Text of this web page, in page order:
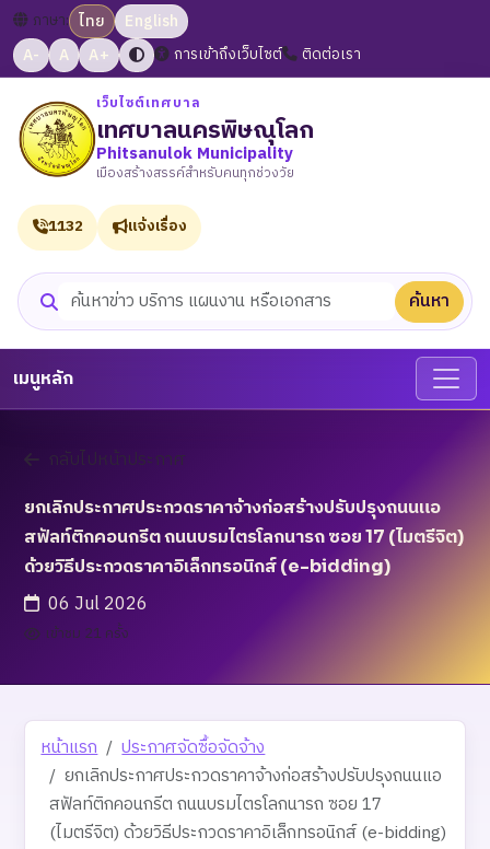
ภาษา: ไทย
English
A-
A A+ การเข้าถึงเว็บไซต์ ติดต่อเรา
เว็บไซต์เทศบาล
เทศบาลนครพิษณุโลก
Phitsanulok Municipality
เมืองสร้างสรรค์สำหรับคนทุกช่วงวัย
ค้นหาเว็บไซต์ ค้นหา
1132 แจ้งเรื่อง
เมนูหลัก
กลับไปหน้าประกาศ
ยกเลิกประกาศประกวดราคาจ้างก่อสร้างปรับปรุงถนนแอ
สฟัลท์ติกคอนกรีต ถนนบรมไตรโลกนารถ ซอย 17 (ไมตรีจิต)
ด้วยวิธีประกวดราคาอิเล็กทรอนิกส์ (e-bidding)
06 Jul 2026
เข้าชม 21 ครั้ง
หน้าแรก
ประกาศจัดซื้อจัดจ้าง
ยกเลิกประกาศประกวดราคาจ้างก่อสร้างปรับปรุงถนนแอ
สฟัลท์ติกคอนกรีต ถนนบรมไตรโลกนารถ ซอย 17
(ไมตรีจิต) ด้วยวิธีประกวดราคาอิเล็กทรอนิกส์ (e-bidding)